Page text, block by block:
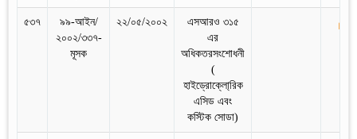
৫৩৭
৯৯-আইন/
২০০২/৩৩৭-
মূসক
২২/০৫/২০০২
এসআরও ৩১৫
এর
অধিকতরসংশোধনী
(
হাইড্রোক্লো্রিক
এসিড এবং
কস্টিক সোডা)